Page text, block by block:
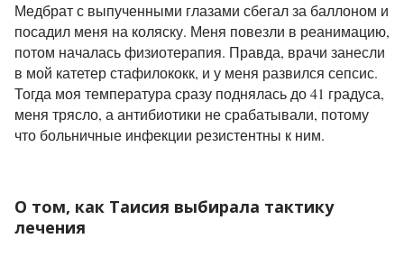
Медбрат с выпученными глазами сбегал за баллоном и
посадил меня на коляску. Меня повезли в реанимацию,
потом началась физиотерапия. Правда, врачи занесли
в мой катетер стафилококк, и у меня развился сепсис.
Тогда моя температура сразу поднялась до 41 градуса,
меня трясло, а антибиотики не срабатывали, потому
что больничные инфекции резистентны к ним.
О том, как Таисия выбирала тактику
лечения